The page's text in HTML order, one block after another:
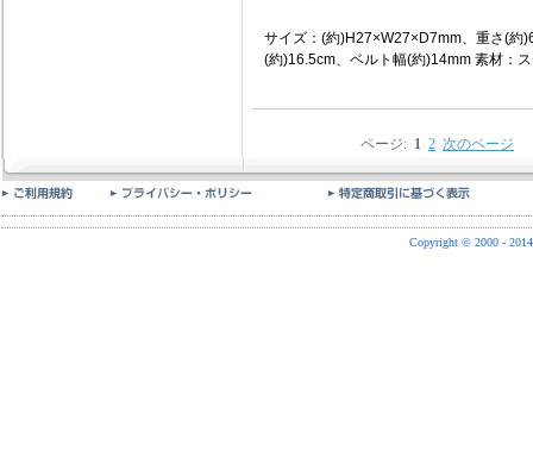
サイズ：(約)H27×W27×D7mm、重さ(約
(約)16.5cm、ベルト幅(約)14mm 素材：
ページ: 1 2 次のページ
Copyright © 2000 -